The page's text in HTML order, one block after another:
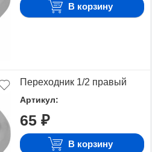
В корзину
Переходник 1/2 правый
Артикул:
65 ₽
В корзину